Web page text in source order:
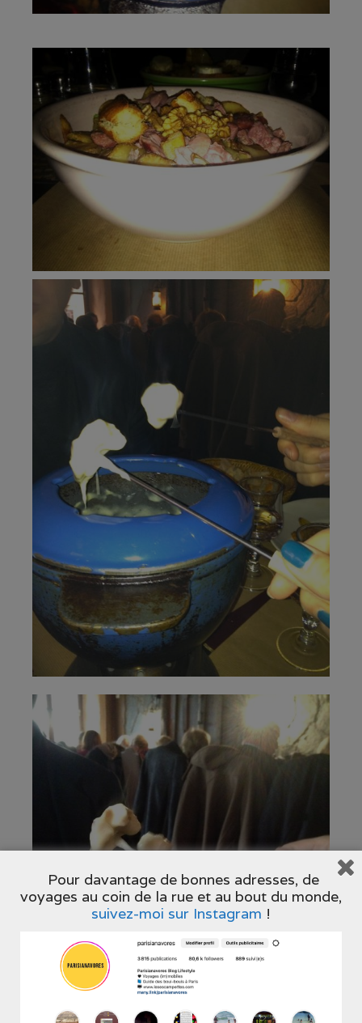
Pour davantage de bonnes adresses, de
voyages au coin de la rue et au bout du monde,
suivez-moi sur Instagram !